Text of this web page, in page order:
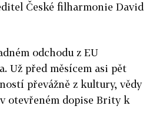
České filharmonie David
odchodu z EU
Už před měsícem asi pět
převážně z kultury, vědy
otevřeném dopise Brity k